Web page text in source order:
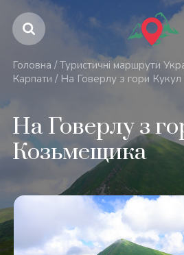
Головна / Туристичні маршрути
Карпати /На Говерлу з гори Кукул
На Говерлу з
Козьмещика